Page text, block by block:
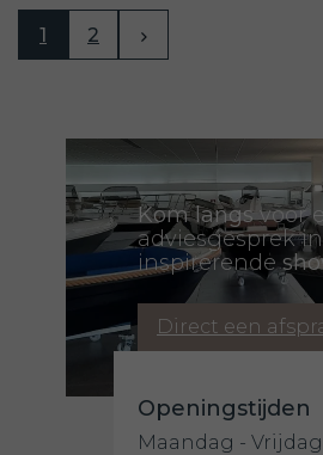
1 2
Kom langsvoor
adviesgesprek
inspirerende
Direct een
Openingstijden
Maandag -